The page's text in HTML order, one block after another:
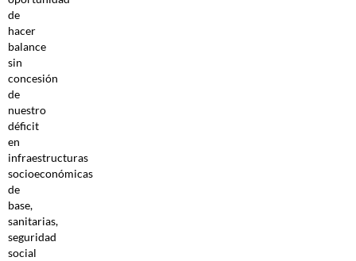
de
hacer
balance
sin
concesión
de
nuestro
déficit
en
infraestructuras
socioeconómicas
de
base,
sanitarias,
seguridad
social